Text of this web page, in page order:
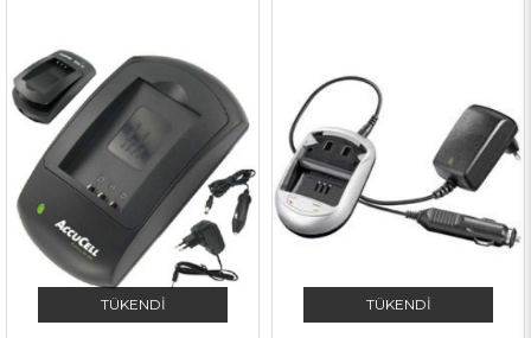
TÜKENDI TÜKENDI